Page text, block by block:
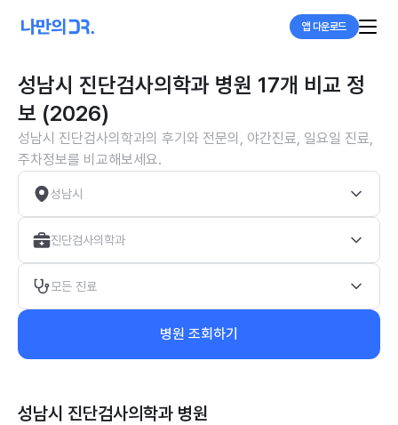
앱 다운로드
성남시 진단검사의학과 병원 17개 비교 정
보 (2026)
성남시 진단검사의학과의 후기와 전문의, 야간진료, 일요일 진료,
주차정보를 비교해보세요.
성남시
진단검사의학과
모든 진료
병원 조회하기
성남시 진단검사의학과 병원